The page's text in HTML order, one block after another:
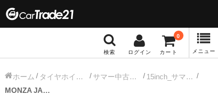
検索 ログイン カート
0
メニュー
冬タイヤホイール
ホーム タイヤホイールセット サマー中古タイヤホイール
15inch_サマー中古タイヤホイール
MONZA JAPAN (モンツァジャパン) Warwic HARVEL (ワーウィック ハーベル) 15×5.5J(+43)PCD100-4H ブラック&ブラッククリアポリッシュ ZEETEX (ジーテックス) ZT1000 165/55R15 新品 タイヤホイール 4本 [15tas098]